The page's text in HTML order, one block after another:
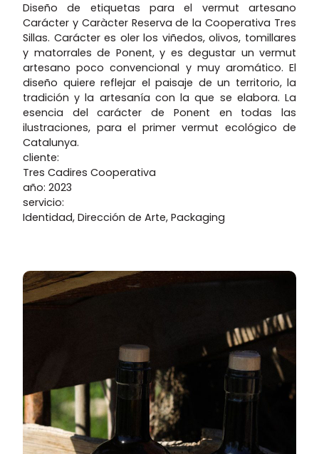
Diseño de etiquetas para el vermut artesano
Carácter y Caràcter Reserva de la Cooperativa Tres
Sillas. Carácter es oler los viñedos, olivos, tomillares
y matorrales de Ponent, y es degustar un vermut
artesano poco convencional y muy aromático. El
diseño quiere reflejar el paisaje de un territorio, la
tradición y la artesanía con la que se elabora. La
esencia del carácter de Ponent en todas las
ilustraciones, para el primer vermut ecológico de
Catalunya.
cliente:
Tres Cadires Cooperativa
año: 2023
servicio:
Identidad, Dirección de Arte, Packaging